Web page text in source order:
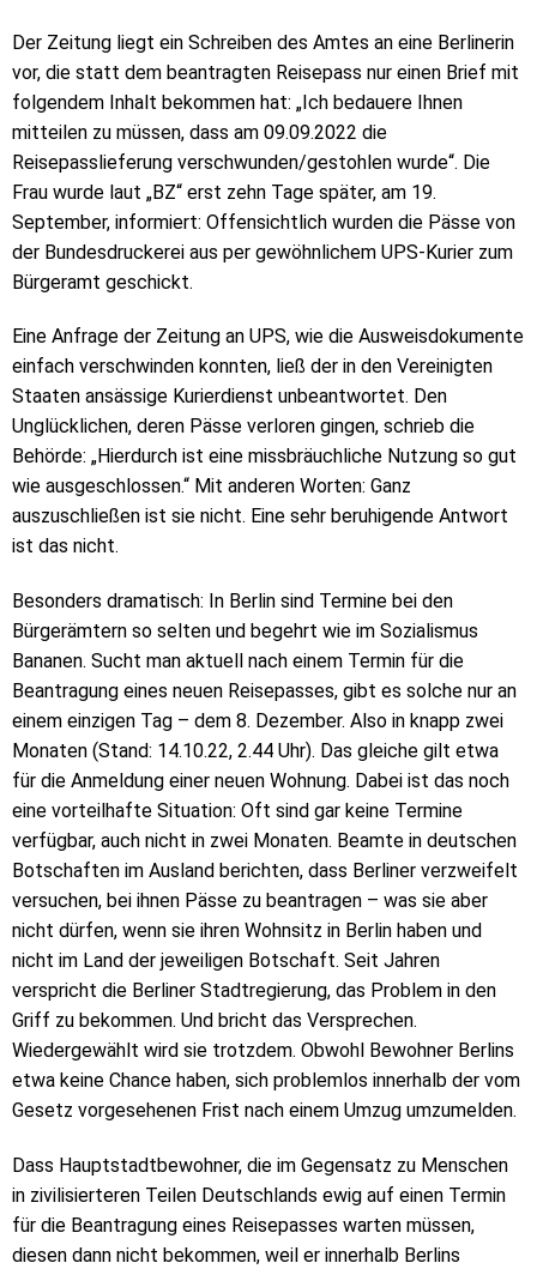
Der Zeitung liegt ein Schreiben des Amtes an eine Berlinerin
vor, die statt dem beantragten Reisepass nur einen Brief mit
folgendem Inhalt bekommen hat: „Ich bedauere Ihnen
mitteilen zu müssen, dass am 09.09.2022 die
Reisepasslieferung verschwunden/gestohlen wurde“. Die
Frau wurde laut „BZ“ erst zehn Tage später, am 19.
September, informiert: Offensichtlich wurden die Pässe von
der Bundesdruckerei aus per gewöhnlichem UPS-Kurier zum
Bürgeramt geschickt.
Eine Anfrage der Zeitung an UPS, wie die Ausweisdokumente
einfach verschwinden konnten, ließ der in den Vereinigten
Staaten ansässige Kurierdienst unbeantwortet. Den
Unglücklichen, deren Pässe verloren gingen, schrieb die
Behörde: „Hierdurch ist eine missbräuchliche Nutzung so gut
wie ausgeschlossen.“ Mit anderen Worten: Ganz
auszuschließen ist sie nicht. Eine sehr beruhigende Antwort
ist das nicht.
Besonders dramatisch: In Berlin sind Termine bei den
Bürgerämtern so selten und begehrt wie im Sozialismus
Bananen. Sucht man aktuell nach einem Termin für die
Beantragung eines neuen Reisepasses, gibt es solche nur an
einem einzigen Tag – dem 8. Dezember. Also in knapp zwei
Monaten (Stand: 14.10.22, 2.44 Uhr). Das gleiche gilt etwa
für die Anmeldung einer neuen Wohnung. Dabei ist das noch
eine vorteilhafte Situation: Oft sind gar keine Termine
verfügbar, auch nicht in zwei Monaten. Beamte in deutschen
Botschaften im Ausland berichten, dass Berliner verzweifelt
versuchen, bei ihnen Pässe zu beantragen – was sie aber
nicht dürfen, wenn sie ihren Wohnsitz in Berlin haben und
nicht im Land der jeweiligen Botschaft. Seit Jahren
verspricht die Berliner Stadtregierung, das Problem in den
Griff zu bekommen. Und bricht das Versprechen.
Wiedergewählt wird sie trotzdem. Obwohl Bewohner Berlins
etwa keine Chance haben, sich problemlos innerhalb der vom
Gesetz vorgesehenen Frist nach einem Umzug umzumelden.
Dass Hauptstadtbewohner, die im Gegensatz zu Menschen
in zivilisierteren Teilen Deutschlands ewig auf einen Termin
für die Beantragung eines Reisepasses warten müssen,
diesen dann nicht bekommen, weil er innerhalb Berlins